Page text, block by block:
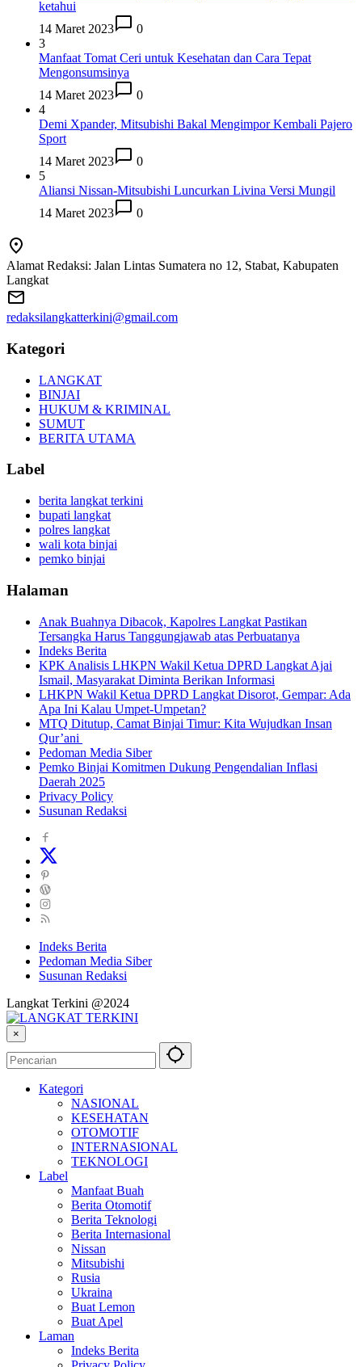
ketahui
14 Maret 2023
0
3
Manfaat Tomat Ceri untuk Kesehatan dan Cara Tepat
Mengonsumsinya
14 Maret 2023
0
4
Demi Xpander, Mitsubishi Bakal Mengimpor Kembali Pajero
Sport
14 Maret 2023
0
5
Aliansi Nissan-Mitsubishi Luncurkan Livina Versi Mungil
14 Maret 2023
0
Alamat Redaksi: Jalan Lintas Sumatera no 12, Stabat, Kabupaten
Langkat
redaksilangkatterkini@gmail.com
Kategori
LANGKAT
BINJAI
HUKUM & KRIMINAL
SUMUT
BERITA UTAMA
Label
berita langkat terkini
bupati langkat
polres langkat
wali kota binjai
pemko binjai
Halaman
Anak Buahnya Dibacok, Kapolres Langkat Pastikan
Tersangka Harus Tanggungjawab atas Perbuatanya
Indeks Berita
KPK Analisis LHKPN Wakil Ketua DPRD Langkat Ajai
Ismail, Masyarakat Diminta Berikan Informasi
LHKPN Wakil Ketua DPRD Langkat Disorot, Gempar: Ada
Apa Ini Kalau Umpet-Umpetan?
MTQ Ditutup, Camat Binjai Timur: Kita Wujudkan Insan
Qur’ani
Pedoman Media Siber
Pemko Binjai Komitmen Dukung Pengendalian Inflasi
Daerah 2025
Privacy Policy
Susunan Redaksi
Indeks Berita
Pedoman Media Siber
Susunan Redaksi
Langkat Terkini @2024
×
Kategori
NASIONAL
KESEHATAN
OTOMOTIF
INTERNASIONAL
TEKNOLOGI
Label
Manfaat Buah
Berita Otomotif
Berita Teknologi
Berita Internasional
Nissan
Mitsubishi
Rusia
Ukraina
Buat Lemon
Buat Apel
Laman
Indeks Berita